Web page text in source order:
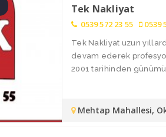
Tek Nakliyat
0539 572 23 55 0539
Tek Nakliyat uzun
devam ederek
2001 tarihinden
Mehtap Mahallesi,